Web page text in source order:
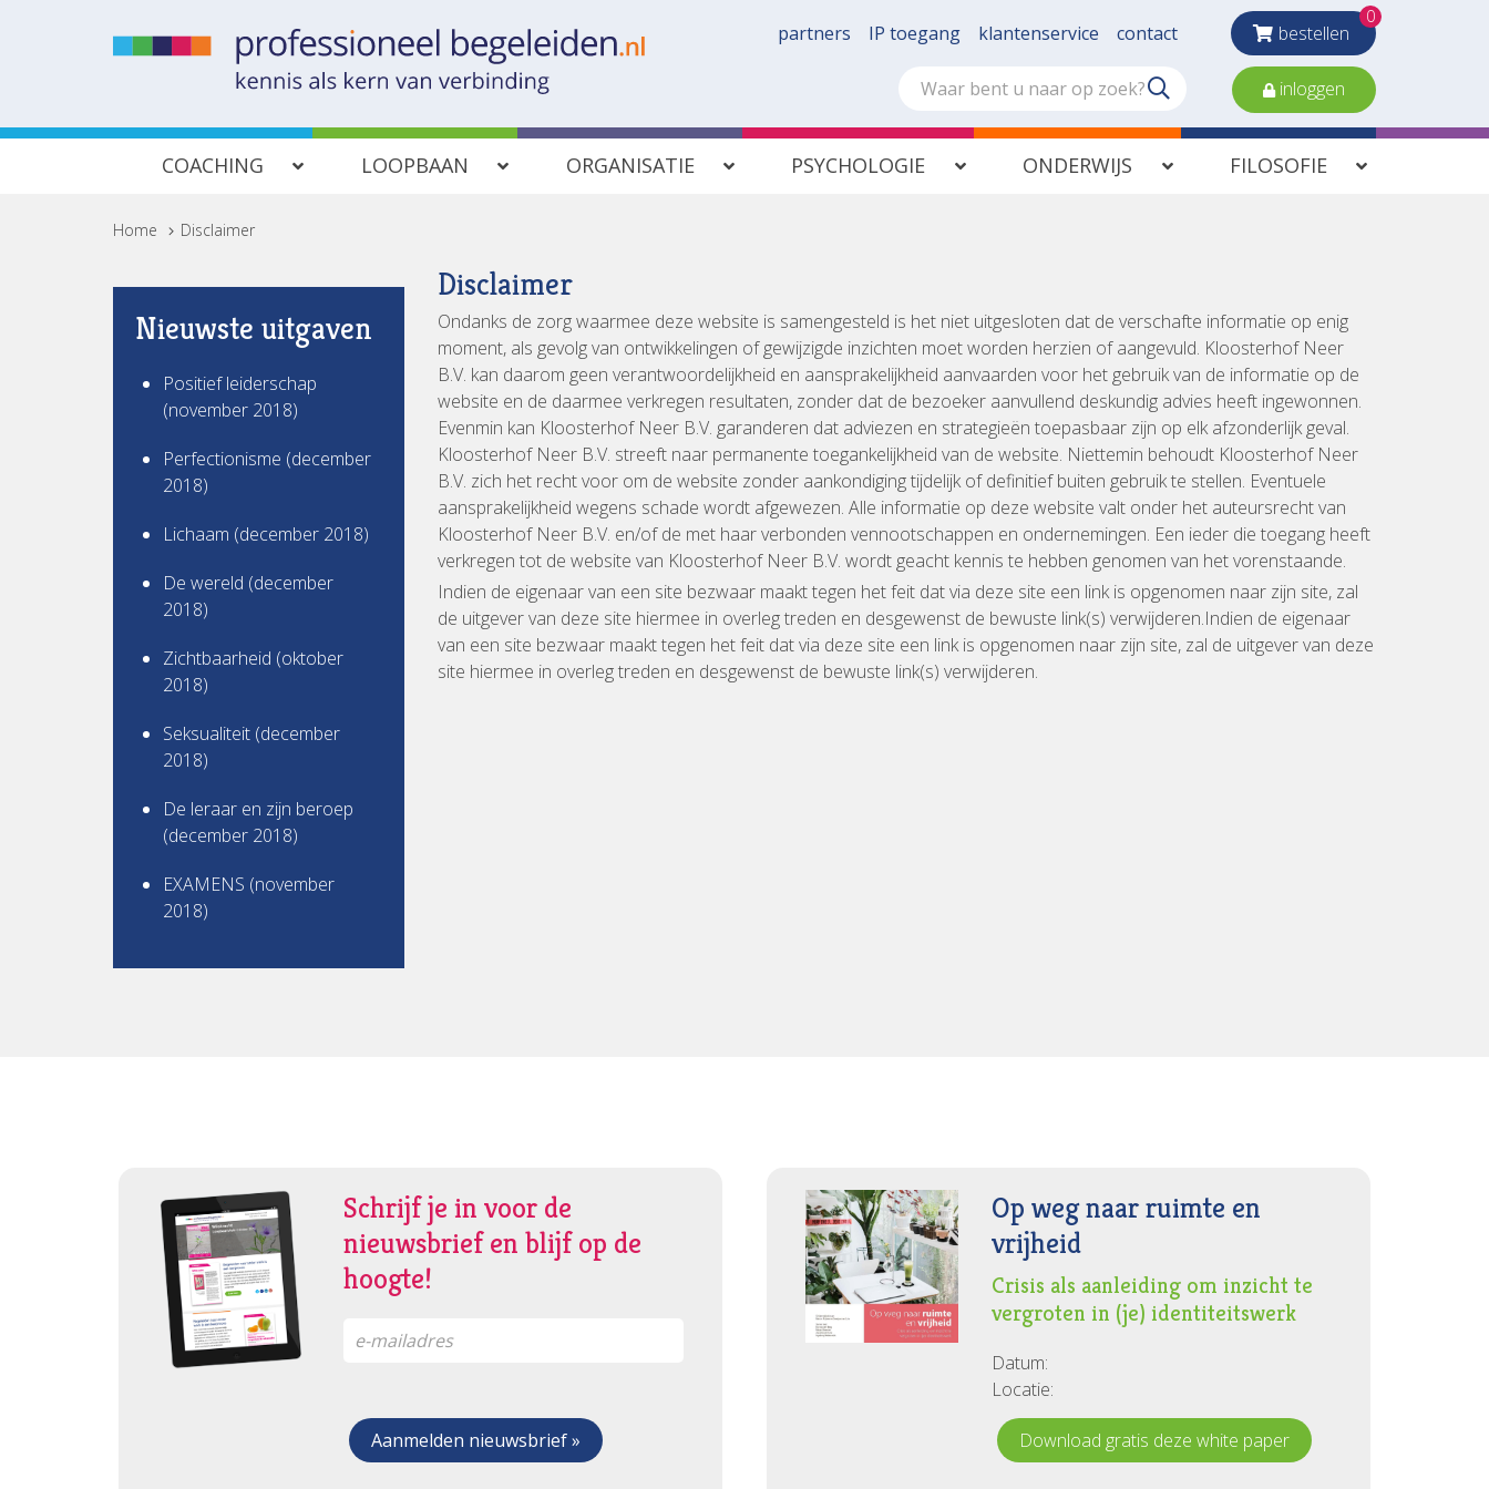
partners IP toegang klantenservice contact bestellen
0
inloggen
COACHING LOOPBAAN ORGANISATIE PSYCHOLOGIE ONDERWIJS FILOSOFIE
Home > Disclaimer
Disclaimer
Ondanks de zorg waarmee deze website is samengesteld is het niet uitgesloten dat de verschafte informatie op enig
moment, als gevolg van ontwikkelingen of gewijzigde inzichten moet worden herzien of aangevuld. Kloosterhof Neer
B.V. kan daarom geen verantwoordelijkheid en aansprakelijkheid aanvaarden voor het gebruik van de informatie op de
website en de daarmee verkregen resultaten, zonder dat de bezoeker aanvullend deskundig advies heeft ingewonnen.
Evenmin kan Kloosterhof Neer B.V. garanderen dat adviezen en strategieën toepasbaar zijn op elk afzonderlijk geval.
Kloosterhof Neer B.V. streeft naar permanente toegankelijkheid van de website. Niettemin behoudt Kloosterhof Neer
B.V. zich het recht voor om de website zonder aankondiging tijdelijk of definitief buiten gebruik te stellen. Eventuele
aansprakelijkheid wegens schade wordt afgewezen. Alle informatie op deze website valt onder het auteursrecht van
Kloosterhof Neer B.V. en/of de met haar verbonden vennootschappen en ondernemingen. Een ieder die toegang heeft
verkregen tot de website van Kloosterhof Neer B.V. wordt geacht kennis te hebben genomen van het vorenstaande.
Indien de eigenaar van een site bezwaar maakt tegen het feit dat via deze site een link is opgenomen naar zijn site, zal
de uitgever van deze site hiermee in overleg treden en desgewenst de bewuste link(s) verwijderen.Indien de eigenaar
van een site bezwaar maakt tegen het feit dat via deze site een link is opgenomen naar zijn site, zal de uitgever van deze
site hiermee in overleg treden en desgewenst de bewuste link(s) verwijderen.
Nieuwste uitgaven
Positief leiderschap
(november 2018)
Perfectionisme (december
2018)
Lichaam (december 2018)
De wereld (december
2018)
Zichtbaarheid (oktober
2018)
Seksualiteit (december
2018)
De leraar en zijn beroep
(december 2018)
EXAMENS (november
2018)
Schrijf je in voor de
nieuwsbrief en blijf op de
hoogte!
Op weg naar ruimte en
vrijheid
Crisis als aanleiding om inzicht te
vergroten in (je) identiteitswerk
Datum:
Locatie:
Download gratis deze white paper